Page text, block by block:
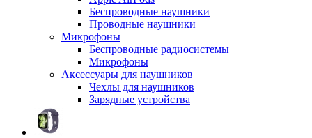
Беспроводные наушники
Проводные наушники
Микрофоны
Беспроводные радиосистемы
Микрофоны
Аксессуары для наушников
Чехлы для наушников
Зарядные устройства